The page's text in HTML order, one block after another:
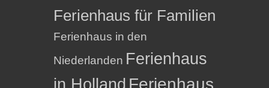
Ferienhaus für Familien
Ferienhaus in den
Niederlanden Ferienhaus
in Holland Ferienhaus